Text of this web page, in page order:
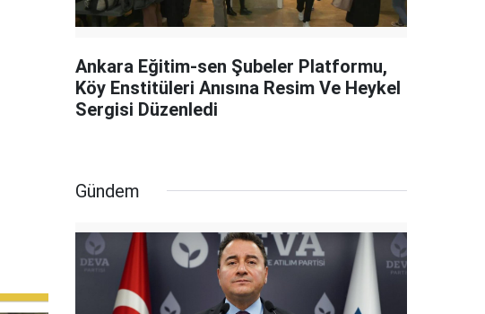
Ankara Eğitim-sen Şubeler Platformu,
Köy Enstitüleri Anısına Resim Ve Heykel
Sergisi Düzenledi
Gündem